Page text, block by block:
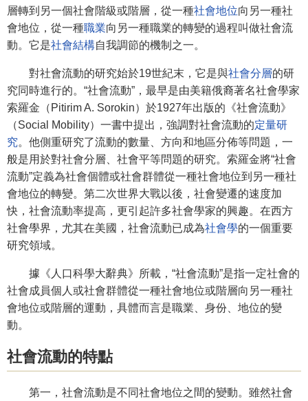
層轉到另一個社會階級或階層，從一種社會地位向另一種社
會地位，從一種職業向另一種職業的轉變的過程叫做社會流
動。它是社會結構自我調節的機制之一。
對社會流動的研究始於19世紀末，它是與社會分層的研
究同時進行的。“社會流動”，最早是由美籍俄裔著名社會學家
索羅金（Pitirim A. Sorokin）於1927年出版的《社會流動》
（Social Mobility）一書中提出，強調對社會流動的定量研
究。他側重研究了流動的數量、方向和地區分佈等問題，一
般是用於對社會分層、社會平等問題的研究。索羅金將“社會
流動”定義為社會個體或社會群體從一種社會地位到另一種社
會地位的轉變。第二次世界大戰以後，社會變遷的速度加
快，社會流動率提高，更引起許多社會學家的興趣。在西方
社會學界，尤其在美國，社會流動已成為社會學的一個重要
研究領域。
據《人口科學大辭典》所載，“社會流動”是指一定社會的
社會成員個人或社會群體從一種社會地位或階層向另一種社
會地位或階層的運動，具體而言是職業、身份、地位的變
動。
社會流動的特點
第一，社會流動是不同社會地位之間的變動。雖然社會